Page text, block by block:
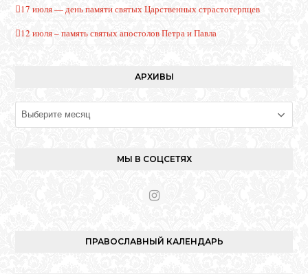
17 июля — день памяти святых Царственных страстотерпцев
12 июля – память святых апостолов Петра и Павла
АРХИВЫ
Архивы
МЫ В СОЦСЕТЯХ
I
t
ПРАВОСЛАВНЫЙ КАЛЕНДАРЬ